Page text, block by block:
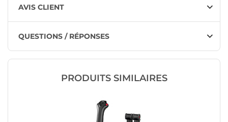
AVIS CLIENT
QUESTIONS / RÉPONSES
PRODUITS SIMILAIRES